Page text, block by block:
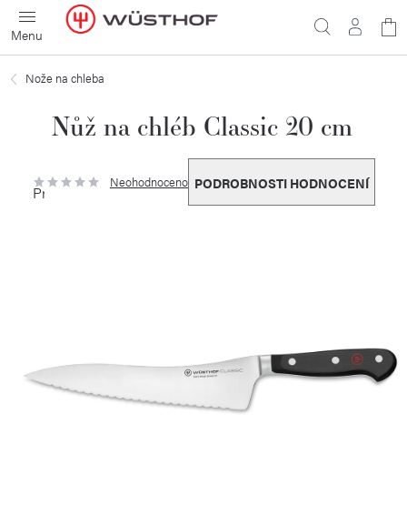
Přejít
na
obsah
Nože na chleba
Nůž na chléb Classic 20 cm
Průměrné
hodnocení
Neohodnoceno PODROBNOSTI HODNOCENÍ